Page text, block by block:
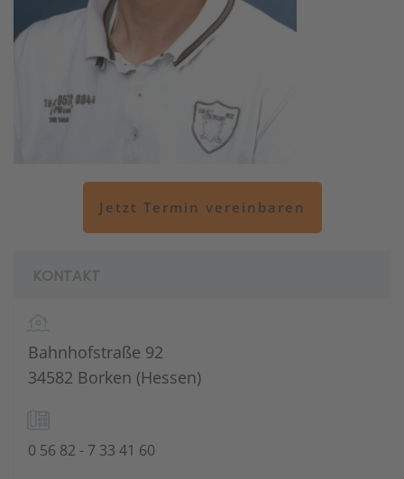
Jetzt Termin vereinbaren
KONTAKT
Bahnhofstraße 92
34582 Borken (Hessen)
0 56 82 - 7 33 41 60